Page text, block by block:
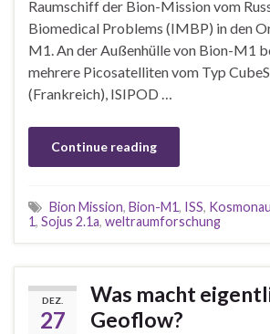
Raumschiff der Bion-Mission vom
Biomedical Problems (IMBP) in den
M1. An der Außenhülle von Bion-M1
mehrere Picosatelliten vom Typ
(Frankreich), ISIPOD …
Continue reading
Bion Mission, Bion-M1, ISS,
1, Sojus 2.1a, weltraumforschung
DEZ.
27
Was macht
Geoflow?